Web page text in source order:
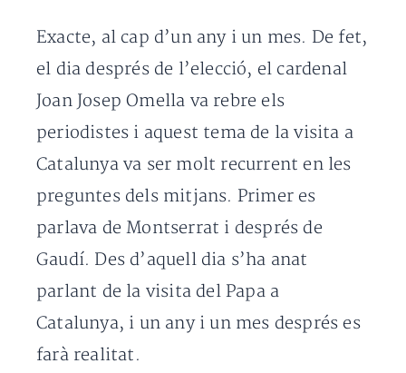
Exacte, al cap d’un any i un mes. De fet,
el dia després de l’elecció, el cardenal
Joan Josep Omella va rebre els
periodistes i aquest tema de la visita a
Catalunya va ser molt recurrent en les
preguntes dels mitjans. Primer es
parlava de Montserrat i després de
Gaudí. Des d’aquell dia s’ha anat
parlant de la visita del Papa a
Catalunya, i un any i un mes després es
farà realitat.